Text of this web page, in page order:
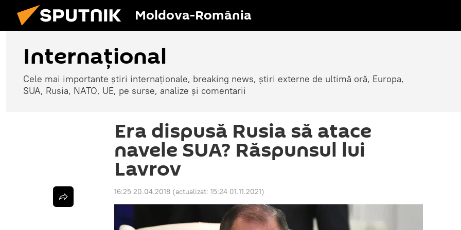
Moldova-România
Internaţional
Cele mai importante știri internaționale, breaking news, știri externe de ultimă oră, Europa,
SUA, Rusia, NATO, UE, pe surse, analize și comentarii
Era dispusă Rusia să atace
navele SUA? Răspunsul lui
Lavrov
16:25 20.04.2018 (actualizat: 15:24 01.11.2021)